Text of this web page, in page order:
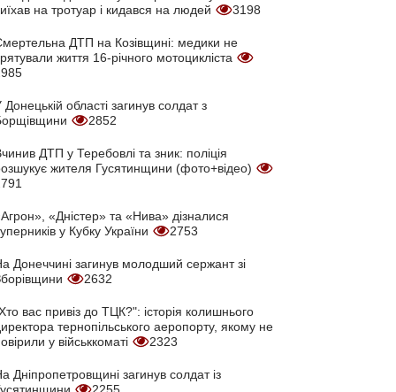
на тротуар і кидався на людей
3198
ДТП на Козівщині: медики не
життя 16-річного мотоцикліста
Донецькій області загинув солдат з
2852
ДТП у Теребовлі та зник: поліція
жителя Гусятинщини (фото+відео)
«Дністер» та «Нива» дізналися
у Кубку України
2753
Донеччині загинув молодший сержант зі
2632
вас привіз до ТЦК?": історія колишнього
тернопільського аеропорту, якому не
у військкоматі
2323
Дніпропетровщині загинув солдат із